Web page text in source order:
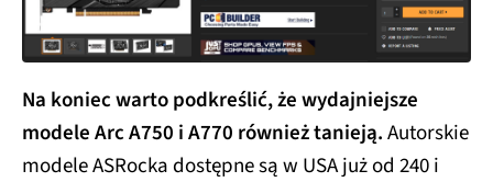
Na koniec warto podkreślić, że wydajniejsze
modele Arc A750 i A770 również tanieją.Autorskie
modele ASRocka dostępne są w USA już od 240 i